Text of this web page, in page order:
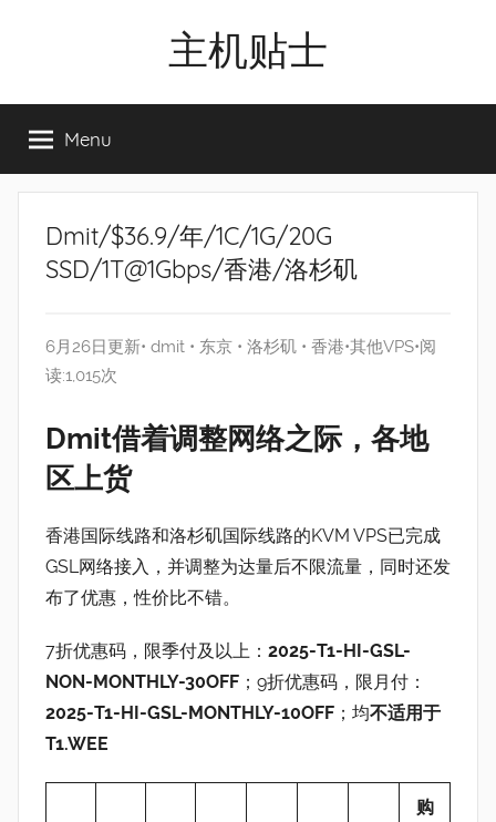
主机贴士
工|BandwagonHost
VPS|Vps|
主
Menu
Dmit/$36.9/年/1C/1G/20G
SSD/1T@1Gbps/香港/洛杉矶
6月26日更新• dmit • 东京 • 洛杉矶 • 香港•其他VPS•阅
读:1,015次
Dmit借着调整网络之际，各地
区上货
香港国际线路和洛杉矶国际线路的KVM VPS已完成
GSL网络接入，并调整为达量后不限流量，同时还发
布了优惠，性价比不错。
7折优惠码，限季付及以上： 2025-T1-HI-GSL-
NON-MONTHLY-30OFF ；9折优惠码，限月付：
2025-T1-HI-GSL-MONTHLY-10OFF ；均不适用于
T1.WEE
购